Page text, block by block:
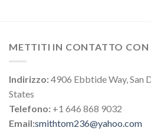
METTITI IN CONTATTO CON
Indirizzo:4906 Ebbtide Way, San
States
Telefono: +1 646 868 9032
Email:smithtom236@yahoo.com